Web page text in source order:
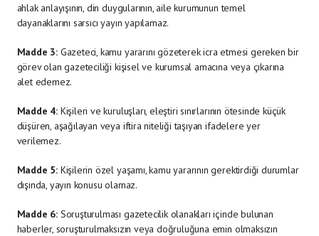
ahlak anlayışının, din duygularının, aile kurumunun temel
dayanaklarını sarsıcı yayın yapılamaz.
Madde 3:Gazeteci, kamu yararını gözeterek icra etmesi gereken bir
görev olan gazeteciliği kişisel ve kurumsal amacına veya çıkarına
alet edemez.
Madde 4: Kişileri ve kuruluşları, eleştiri sınırlarının ötesinde küçük
düşüren, aşağılayan veya iftira niteliği taşıyan ifadelere yer
verilemez.
Madde 5:Kişilerin özel yaşamı, kamu yararının gerektirdiği durumlar
dışında, yayın konusu olamaz.
Madde 6:Soruşturulması gazetecilik olanakları içinde bulunan
haberler, soruşturulmaksızın veya doğruluğuna emin olmaksızın